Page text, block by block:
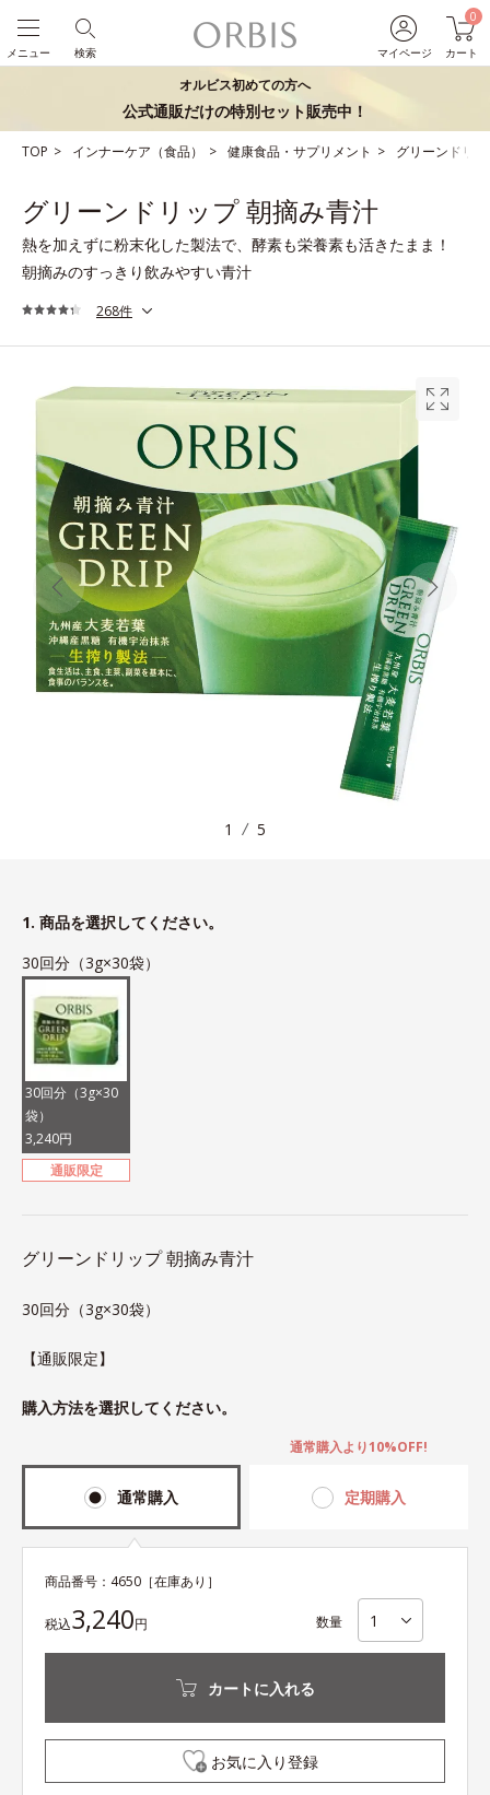
マイページ
0
カート
検索
メニュー
オルビス初めての方へ
公式通販だけの特別セット販売中！
TOP インナーケア（食品） 健康食品・サプリメント グリーンドリ
グリーンドリップ 朝摘み青汁
熱を加えずに粉末化した製法で、酵素も栄養素も活きたまま！
朝摘みのすっきり飲みやすい青汁
268件
1 5
1. 商品を選択してください。
30回分（3g×30袋）
30回分（3g×30
袋）
3,240円
通販限定
グリーンドリップ 朝摘み青汁
30回分（3g×30袋）
【通販限定】
購入方法を選択してください。
通常購入 定期購入
通常購入より10%OFF!
商品番号： 4650 ［在庫あり］
税込3,240円 数量
カートに入れる
お気に入り登録